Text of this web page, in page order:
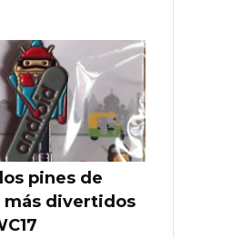
pines de
divertidos